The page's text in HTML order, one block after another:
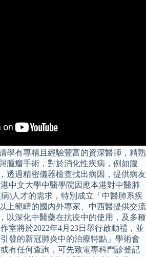
學有專精且經驗豐富的資深醫師，精熟
腫瘤手術，對於消化性疾病，例如腹
透過精密儀器檢查找出病因，提供病友
中文大學中醫學院因應本港對中醫肺
)人才的需求，特別成立「中醫肺系疾
上範疇的國內外專家、中西醫提供交流
以深化中醫藥在抗疫中的使用，及多種
室將於2022年4月23日舉行啟動禮，並
發的新冠肺炎中的治療特點」學術會
有任何查詢，可先致電專科門診登記